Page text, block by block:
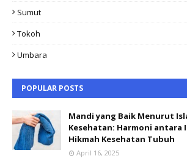
Sumut
Tokoh
Umbara
POPULAR POSTS
Mandi yang Baik Menurut
Kesehatan: Harmoni antara
Hikmah Kesehatan Tubuh
April 16, 2025